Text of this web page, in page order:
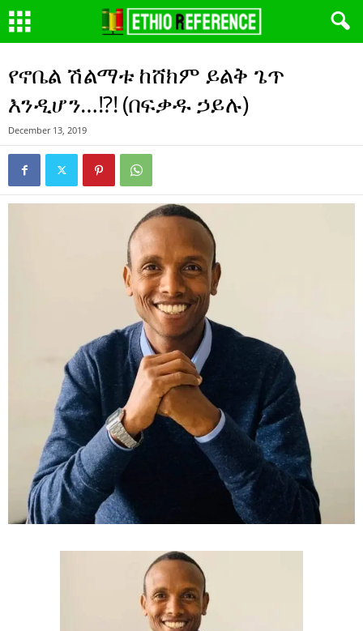
የኖቤል ሽልማቱ ከሸክም ይልቅ ጌጥ
እንዲሆን…!?! (በፍቃዱ ኃይሉ)
December 13, 2019